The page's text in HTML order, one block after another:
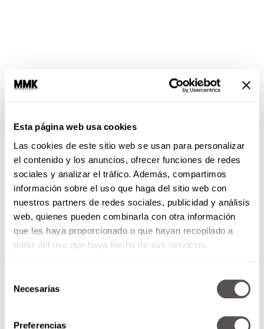
Esta página web usa cookies
Las cookies de este sitio web se usan para personalizar
el contenido y los anuncios, ofrecer funciones de redes
sociales y analizar el tráfico. Además, compartimos
información sobre el uso que haga del sitio web con
nuestros partners de redes sociales, publicidad y análisis
web, quienes pueden combinarla con otra información
que les haya proporcionado o que hayan recopilado a
partir del uso que haya hecho de sus servicios.
Necesarias
Preferencias
Para cerrar el año es importante pensar qué
podemos hacer para conservar esas cosas por
reparar, cómo podemos arreglarlo; los vínculos,
el trabajo, la salud, las relaciones. Y de lo que se
fue y no se puede reparar, reflexionar sobre
cómo repararnos nosotros. Cuestionarnos
¿quién soy a partir de lo que me pasó?
Para ver el futuro con más esperanza y mejor
ojo hay que controlar nuestra perspectiva y
actitud , porque las creencias determinan